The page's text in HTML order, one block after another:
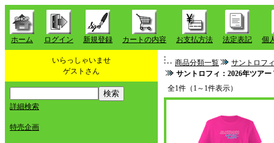
ホーム ログイン 新規登録 カートの内容 お支払方法 法定表記 個
いらっしゃいませ
ゲストさん
詳細検索
特売企画
商品分類一覧
サントロフ
サントロフィ：2026年ツア
全1件（1～1件表示）